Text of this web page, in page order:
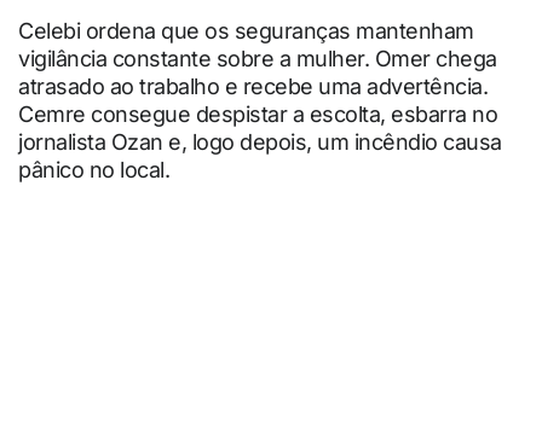
Celebi ordena que os seguranças mantenham
vigilância constante sobre a mulher. Omer chega
atrasado ao trabalho e recebe uma advertência.
Cemre consegue despistar a escolta, esbarra no
jornalista Ozan e, logo depois, um incêndio causa
pânico no local.